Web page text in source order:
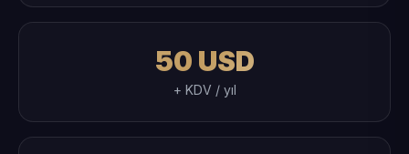
50 USD
+ KDV / yıl